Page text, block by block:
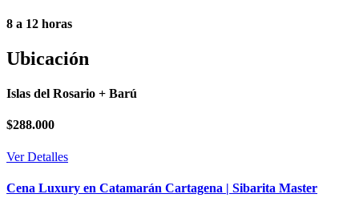
8 a 12 horas
Ubicación
Islas del Rosario + Barú
$288.000
Ver Detalles
Cena Luxury en Catamarán Cartagena | Sibarita Master